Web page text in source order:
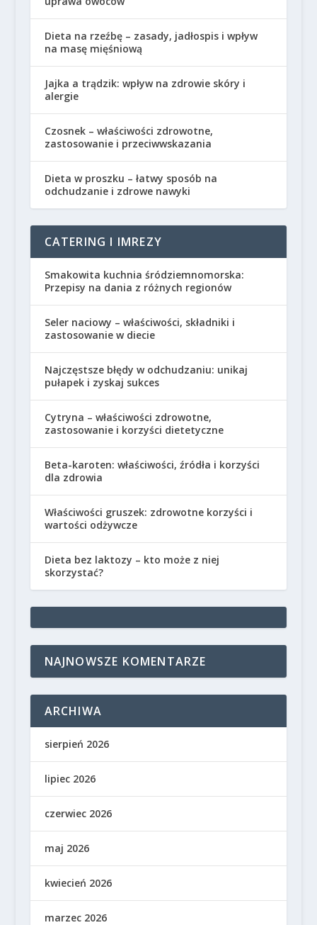
Dieta na rzeźbę – zasady, jadłospis i wpływ
na masę mięśniową
Jajka a trądzik: wpływ na zdrowie skóry i
alergie
Czosnek – właściwości zdrowotne,
zastosowanie i przeciwwskazania
Dieta w proszku – łatwy sposób na
odchudzanie i zdrowe nawyki
CATERING I IMREZY
Smakowita kuchnia śródziemnomorska:
Przepisy na dania z różnych regionów
Seler naciowy – właściwości, składniki i
zastosowanie w diecie
Najczęstsze błędy w odchudzaniu: unikaj
pułapek i zyskaj sukces
Cytryna – właściwości zdrowotne,
zastosowanie i korzyści dietetyczne
Beta-karoten: właściwości, źródła i korzyści
dla zdrowia
Właściwości gruszek: zdrowotne korzyści i
wartości odżywcze
Dieta bez laktozy – kto może z niej
skorzystać?
NAJNOWSZE KOMENTARZE
ARCHIWA
sierpień 2026
lipiec 2026
czerwiec 2026
maj 2026
kwiecień 2026
marzec 2026